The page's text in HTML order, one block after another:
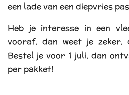
een lade van een diepvries
Heb je interesse in een
vooraf, dan weet je
Bestel je voor 1 juli, dan
per pakket!